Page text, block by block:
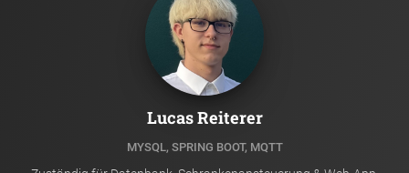
Lucas Reiterer
MYSQL, SPRING BOOT, MQTT